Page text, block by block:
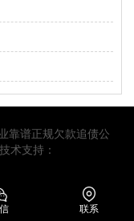
靠谱正规欠款追债公
术支持：
联系